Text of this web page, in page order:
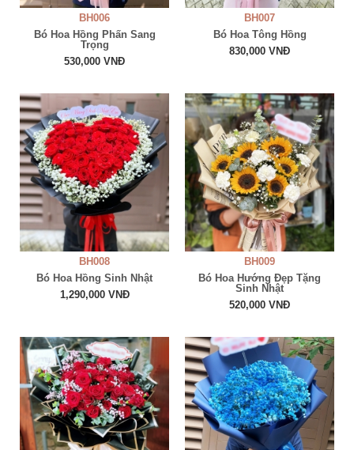
BH006
Bó Hoa Hồng Phấn Sang
Trọng
530,000 VNĐ
BH007
Bó Hoa Tông Hồng
830,000 VNĐ
BH008
Bó Hoa Hồng Sinh Nhật
1,290,000 VNĐ
BH009
Bó Hoa Hướng Đẹp Tặng
Sinh Nhật
520,000 VNĐ